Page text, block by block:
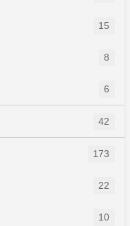
15
8
6
42
173
22
10